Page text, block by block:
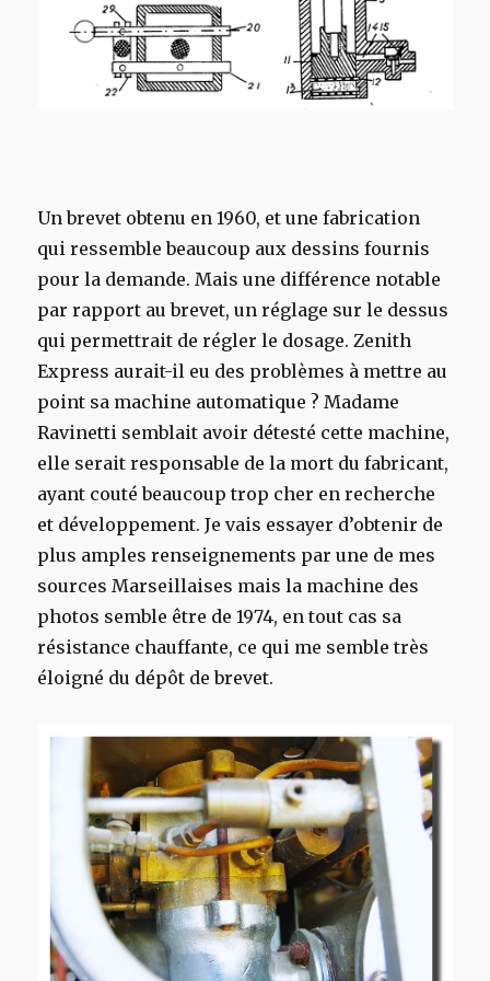
Un brevet obtenu en 1960, et une fabrication
qui ressemble beaucoup aux dessins fournis
pour la demande. Mais une différence notable
par rapport au brevet, un réglage sur le dessus
qui permettrait de régler le dosage. Zenith
Express aurait-il eu des problèmes à mettre au
point sa machine automatique ? Madame
Ravinetti semblait avoir détesté cette machine,
elle serait responsable de la mort du fabricant,
ayant couté beaucoup trop cher en recherche
et développement. Je vais essayer d’obtenir de
plus amples renseignements par une de mes
sources Marseillaises mais la machine des
photos semble être de 1974, en tout cas sa
résistance chauffante, ce qui me semble très
éloigné du dépôt de brevet.